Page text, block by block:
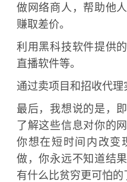
做网络商人，帮助他
赚取差价。
利用黑科技软件提供
直播软件等。
通过卖项目和招收代理
最后，我想说的是，
了解这些信息对你的
你想在短时间内改变
做，你永远不知道结
有什么比贫穷更可怕的